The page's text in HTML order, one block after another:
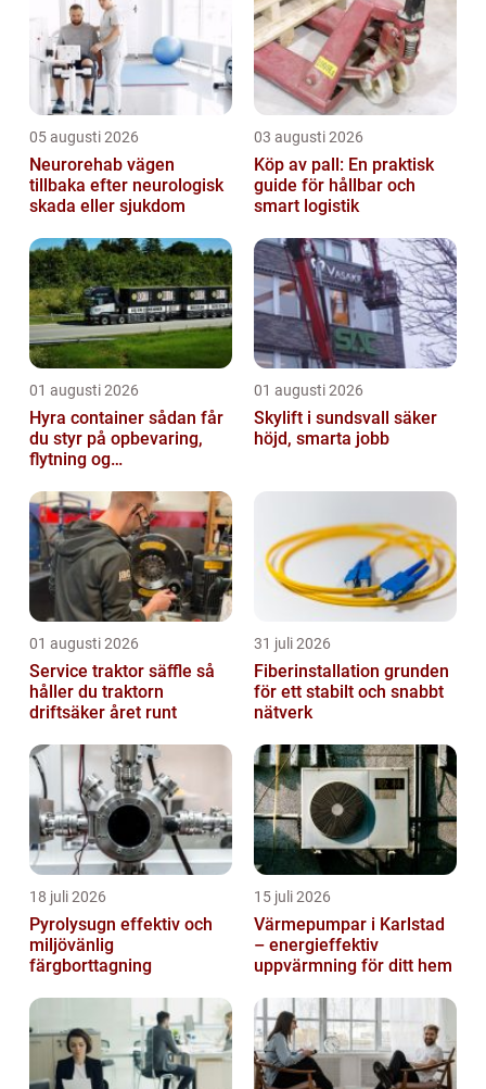
inve...
05 augusti 2026
Neurorehab vägen
tillbaka efter neurologisk
skada eller sjukdom
03 augusti 2026
Köp av pall: En praktisk
guide för hållbar och
smart logistik
01 augusti 2026
Hyra container sådan får
du styr på opbevaring,
flytning og
01 augusti 2026
Skylift i sundsvall säker
höjd, smarta jobb
01 augusti 2026
Service traktor säffle så
håller du traktorn
driftsäker året runt
31 juli 2026
Fiberinstallation grunden
för ett stabilt och snabbt
nätverk
18 juli 2026
Pyrolysugn effektiv och
miljövänlig
färgborttagning
15 juli 2026
Värmepumpar i Karlstad
– energieffektiv
uppvärmning för ditt hem